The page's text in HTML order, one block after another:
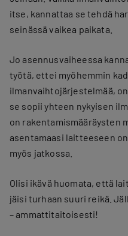
itse, kannattaa se tehdä
seinässä vaikea paikata.
Jo asennusvaiheessa
työtä, ettei myöhemmin
ilmanvaihtojärjestelmää,
se sopii yhteen nykyisen
on rakentamismääräysten
asentamaasi laitteeseen
myös jatkossa.
Olisi ikävä huomata, että
jäisi turhaan suuri reikä.
– ammattitaitoisesti!